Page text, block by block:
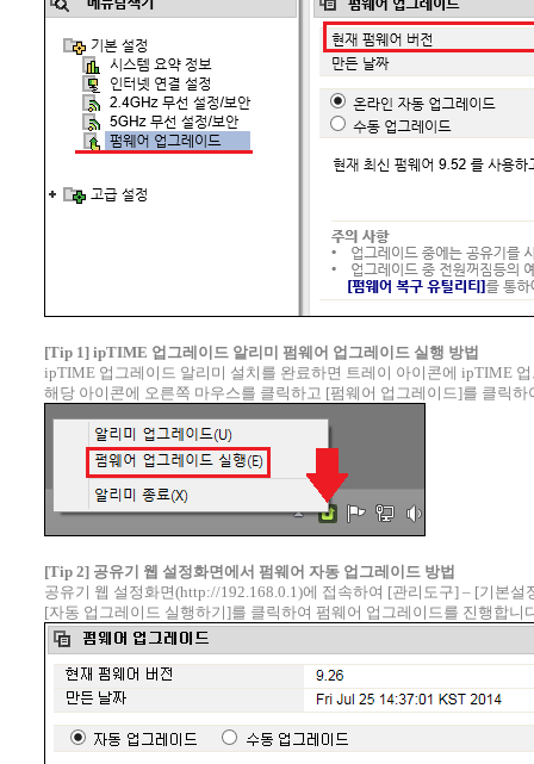
[Tip 1] ipTIME 업그레이드 알리미 펌웨어 업그레이드 실행 방법
ipTIME 업그레이드 알리미 설치를 완료하면 트레이 아이콘에 ipTIME
해당 아이콘에 오른쪽 마우스를 클릭하고 [펌웨어 업그레이드]를 클릭
[Tip 2] 공유기 웹 설정화면에서 펌웨어 자동 업그레이드 방법
공유기 웹 설정화면(http://192.168.0.1)에 접속하여 [관리도구] – [기본
[자동 업그레이드 실행하기]를 클릭하여 펌웨어 업그레이드를 진행합니